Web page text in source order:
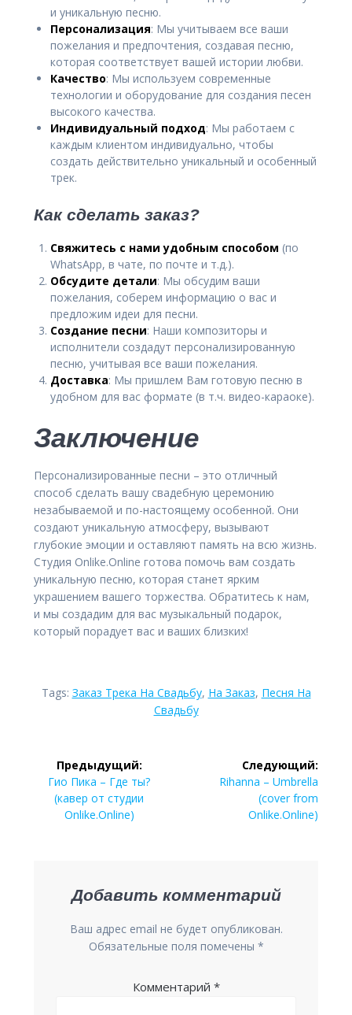
и уникальную песню.
Персонализация: Мы учитываем все ваши
пожелания и предпочтения, создавая песню,
которая соответствует вашей истории любви.
Качество: Мы используем современные
технологии и оборудование для создания песен
высокого качества.
Индивидуальный подход: Мы работаем с
каждым клиентом индивидуально, чтобы
создать действительно уникальный и особенный
трек.
Как сделать заказ?
Свяжитесь с нами удобным способом (по
WhatsApp, в чате, по почте и т.д.).
Обсудите детали: Мы обсудим ваши
пожелания, соберем информацию о вас и
предложим идеи для песни.
Создание песни: Наши композиторы и
исполнители создадут персонализированную
песню, учитывая все ваши пожелания.
Доставка: Мы пришлем Вам готовую песню в
удобном для вас формате (в т.ч. видео-караоке).
Заключение
Персонализированные песни – это отличный
способ сделать вашу свадебную церемонию
незабываемой и по-настоящему особенной. Они
создают уникальную атмосферу, вызывают
глубокие эмоции и оставляют память на всю жизнь.
Студия Onlike.Online готова помочь вам создать
уникальную песню, которая станет ярким
украшением вашего торжества. Обратитесь к нам,
и мы создадим для вас музыкальный подарок,
который порадует вас и ваших близких!
Tags: Заказ Трека На Свадьбу, На Заказ, Песня На
Свадьбу
Навигация
записям
Предыдущий:
Предыдущая
запись:
Гио Пика – Где ты?
(кавер от студии
Onlike.Online)
Следующий:
Следующая
Rihanna – Umbrella
(cover from
Onlike.Online)
Добавить комментарий
Ваш адрес email не будет опубликован.
Обязательные поля помечены *
Комментарий *